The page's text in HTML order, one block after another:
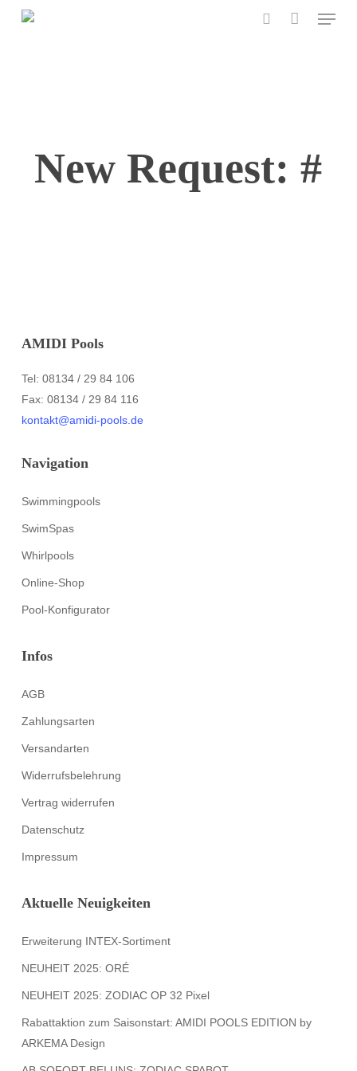
Menu
New Request: #
AMIDI Pools
Tel: 08134 / 29 84 106
Fax: 08134 / 29 84 116
kontakt@amidi-pools.de
Navigation
Swimmingpools
SwimSpas
Whirlpools
Online-Shop
Pool-Konfigurator
Infos
AGB
Zahlungsarten
Versandarten
Widerrufsbelehrung
Vertrag widerrufen
Datenschutz
Impressum
Aktuelle Neuigkeiten
Erweiterung INTEX-Sortiment
NEUHEIT 2025: ORÉ
NEUHEIT 2025: ZODIAC OP 32 Pixel
Rabattaktion zum Saisonstart: AMIDI POOLS EDITION by
ARKEMA Design